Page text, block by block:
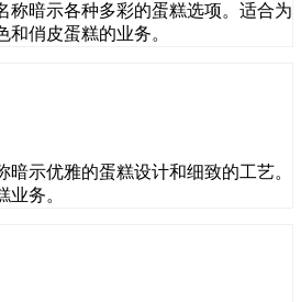
称暗示各种多彩的蛋糕选项。适合为
和俏皮蛋糕的业务。
示优雅的蛋糕设计和细致的工艺。
务。